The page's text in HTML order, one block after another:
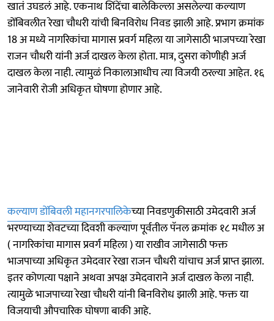
खातं उघडलं आहे. एकनाथ शिंदेंचा बालेकिल्ला असलेल्या कल्याण
डोंबिवलीत रेखा चौधरी यांची बिनविरोध निवड झाली आहे. प्रभाग क्रमांक
18 अ मध्ये नागरिकांचा मागास प्रवर्ग महिला या जागेसाठी भाजपच्या रेखा
राजन चौधरी यांनी अर्ज दाखल केला होता. मात्र, दुसरा कोणीही अर्ज
दाखल केला नाही. त्यामुळं निकालाआधीच त्या विजयी ठरल्या आहेत. १६
जानेवारी रोजी अधिकृत घोषणा होणार आहे.
कल्याण डोंबिवली महानगरपालिकेच्या निवडणुकीसाठी उमेदवारी अर्ज
भरण्याच्या शेवटच्या दिवशी कल्याण पूर्वतील पॅनल क्रमांक १८ मधील अ
( नागरिकांचा मागास प्रवर्ग महिला ) या राखीव जागेसाठी फक्त
भाजपाच्या अधिकृत उमेदवार रेखा राजन चौधरी यांचाच अर्ज प्राप्त झाला.
इतर कोणत्या पक्षाने अथवा अपक्ष उमेदवाराने अर्ज दाखल केला नाही.
त्यामुळे भाजपाच्या रेखा चौधरी यांनी बिनविरोध झाली आहे. फक्त या
विजयाची औपचारिक घोषणा बाकी आहे.